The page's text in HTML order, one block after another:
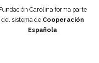
Carolina forma parte
del sistema de Cooperación
Española